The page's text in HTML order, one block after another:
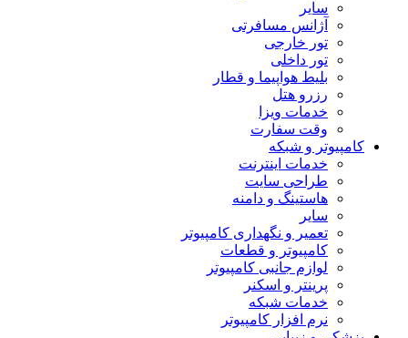
سایر
آژانس مسافرتی
تور خارجی
تور داخلی
بلیط هواپیما و قطار
رزرو هتل
خدمات ویزا
وقت سفارت
کامپیوتر و شبکه
خدمات اینترنت
طراحی سایت
هاستینگ و دامنه
سایر
تعمیر و نگهداری کامپیوتر
کامپیوتر و قطعات
لوازم جانبی کامپیوتر
پرینتر و اسکنر
خدمات شبکه
نرم افزار کامپیوتر